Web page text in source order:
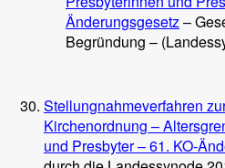
Änderungsgesetz–
Begründung –
Stellungnahmeverfahren
Kirchenordnung –
und Presbyter – 61. KO-